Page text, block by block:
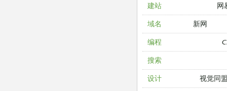
建站 网
域名 新网
编程
搜索
设计 视觉同